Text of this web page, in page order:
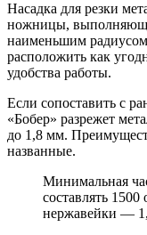
Насадка для резки
ножницы,
наименьшим
расположить как
удобства работы.
Если сопоставить с
«Бобер» разрежет
до 1,8 мм.
названные.
Минимальная
составлять
нержавейки —